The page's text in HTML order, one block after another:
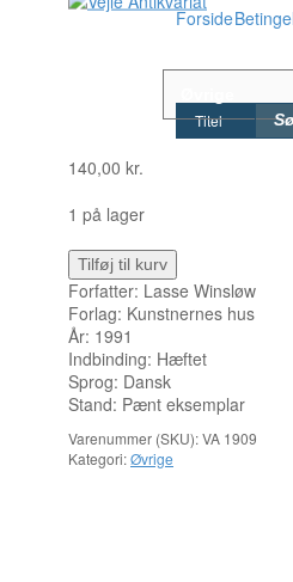
Titel
Forside
140,00 kr.
1 på lager
Pigemodeller antal
Tilføj til kurv
Forfatter: Lasse Winsløw
Forlag: Kunstnernes hus
År: 1991
Indbinding: Hæftet
Sprog: Dansk
Stand: Pænt eksemplar
Varenummer (SKU):VA 1909
Kategori:Øvrige